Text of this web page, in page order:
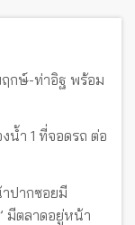
กษ์-ท่าอิฐ พร้อม
น้ำ 1 ที่จอดรถ ต่อ
ปากซอยมี
มีตลาดอยู่หน้า